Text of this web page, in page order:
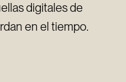
digitales de
en el tiempo.